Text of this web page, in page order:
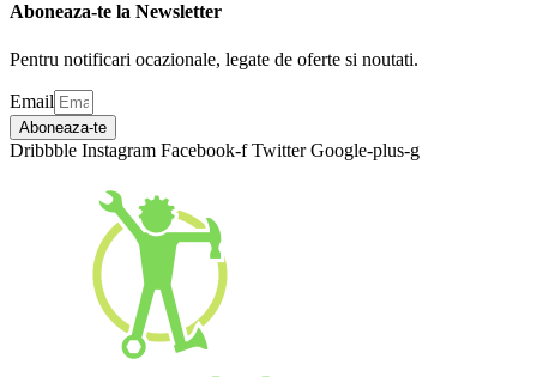
Aboneaza-te la Newsletter
Pentru notificari ocazionale, legate de oferte si noutati.
Email
Aboneaza-te
Dribbble Instagram Facebook-f Twitter Google-plus-g